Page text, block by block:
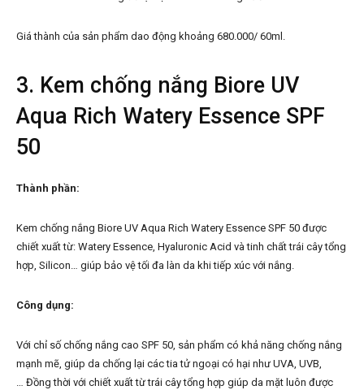
Giá thành của sản phẩm dao động khoảng 680.000/ 60ml.
3. Kem chống nắng Biore UV
Aqua Rich Watery Essence SPF
50
Thành phần:
Kem chống nắng Biore UV Aqua Rich Watery Essence SPF 50 được
chiết xuất từ: Watery Essence, Hyaluronic Acid và tinh chất trái cây tổng
hợp, Silicon… giúp bảo vệ tối đa làn da khi tiếp xúc với nắng.
Công dụng:
Với chỉ số chống nắng cao SPF 50, sản phẩm có khả năng chống nắng
mạnh mẽ, giúp da chống lại các tia tử ngoại có hại như UVA, UVB,
… Đồng thời với chiết xuất từ trái cây tổng hợp giúp da mặt luôn được